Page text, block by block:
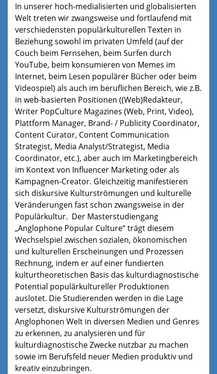
In unserer hoch-medialisierten und globalisierten
Welt treten wir zwangsweise und fortlaufend mit
verschiedensten populärkulturellen Texten in
Beziehung sowohl im privaten Umfeld (auf der
Couch beim Fernsehen, beim Surfen durch
YouTube, beim konsumieren von Memes im
Internet, beim Lesen populärer Bücher oder beim
Videospiel) als auch im beruflichen Bereich, wie z.B.
in web-basierten Positionen ((Web)Redakteur,
Writer PopCulture Magazines (Web, Print, Video),
Plattform Manager, Brand- / Publicity Coordinator,
Content Curator, Content Communication
Strategist, Media Analyst/Strategist, Media
Coordinator, etc.), aber auch im Marketingbereich
im Kontext von Influencer Marketing oder als
Kampagnen-Creator. Gleichzeitig manifestieren
sich diskursive Kulturströmungen und kulturelle
Veränderungen fast schon zwangsweise in der
Populärkultur. Der Masterstudiengang
„Anglophone Popular Culture“ trägt diesem
Wechselspiel zwischen sozialen, ökonomischen
und kulturellen Erscheinungen und Prozessen
Rechnung, indem er auf einer fundierten
kulturtheoretischen Basis das kulturdiagnostische
Potential populärkultureller Produktionen
auslotet. Die Studierenden werden in die Lage
versetzt, diskursive Kulturströmungen der
Anglophonen Welt in diversen Medien und Genres
zu erkennen, zu analysieren und für
kulturdiagnostische Zwecke nutzbar zu machen
sowie im Berufsfeld neuer Medien produktiv und
kreativ einzubringen.